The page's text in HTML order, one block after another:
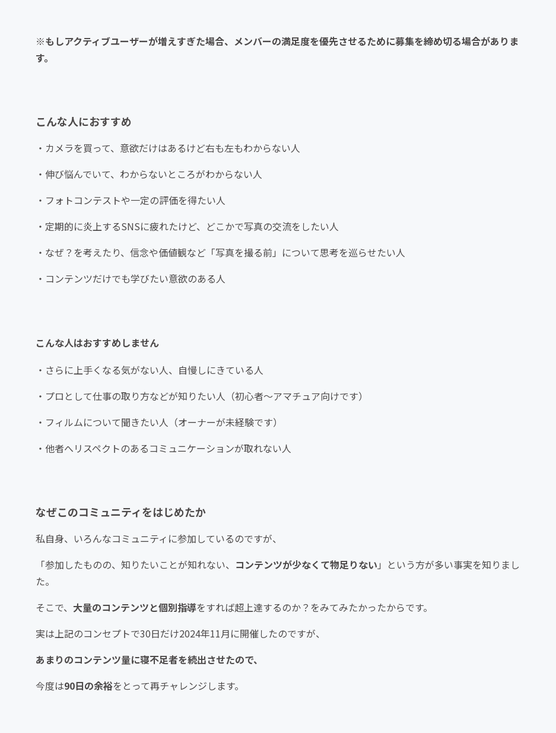
※もしアクティブユーザーが増えすぎた場合、メンバーの満足度を優先させるために募集を締め切る場合がありま
す。
こんな人におすすめ
・カメラを買って、意欲だけはあるけど右も左もわからない人
・伸び悩んでいて、わからないところがわからない人
・フォトコンテストや一定の評価を得たい人
・定期的に炎上するSNSに疲れたけど、どこかで写真の交流をしたい人
・なぜ？を考えたり、信念や価値観など「写真を撮る前」について思考を巡らせたい人
・コンテンツだけでも学びたい意欲のある人
こんな人はおすすめしません
・さらに上手くなる気がない人、自慢しにきている人
・プロとして仕事の取り方などが知りたい人（初心者〜アマチュア向けです）
・フィルムについて聞きたい人（オーナーが未経験です）
・他者へリスペクトのあるコミュニケーションが取れない人
なぜこのコミュニティをはじめたか
私自身、いろんなコミュニティに参加しているのですが、
「参加したものの、知りたいことが知れない、 コンテンツが少なくて物足りない 」という方が多い事実を知りまし
た。
そこで、 大量のコンテンツと個別指導をすれば超上達するのか？をみてみたかったからです。
実は上記のコンセプトで30日だけ2024年11月に開催したのですが、
あまりのコンテンツ量に寝不足者を続出させたので、
今度は90日の余裕をとって再チャレンジします。